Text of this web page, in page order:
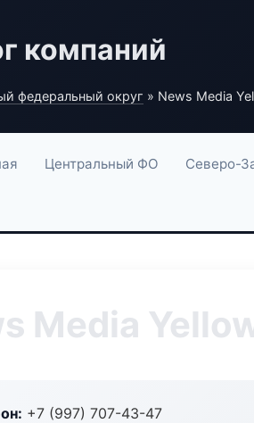
компаний
федеральный округ » News Media
Центральный ФО Северо-
Media
+7 (997) 707-43-47